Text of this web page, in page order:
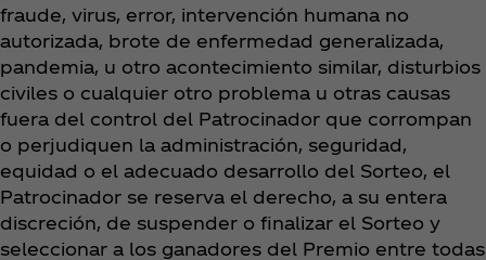
fraude, virus, error, intervención humana no
autorizada, brote de enfermedad generalizada,
pandemia, u otro acontecimiento similar, disturbios
civiles o cualquier otro problema u otras causas
fuera del control del Patrocinador que corrompan
o perjudiquen la administración, seguridad,
equidad o el adecuado desarrollo del Sorteo, el
Patrocinador se reserva el derecho, a su entera
discreción, de suspender o finalizar el Sorteo y
seleccionar a los ganadores del Premio entre todas